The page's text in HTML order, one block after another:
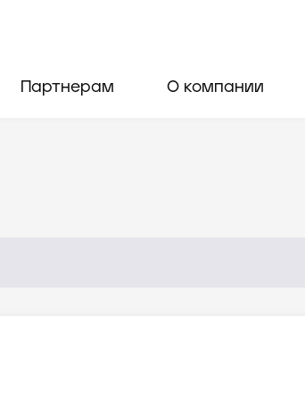
Партнерам О компании